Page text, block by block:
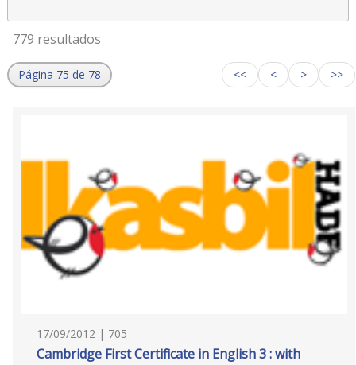
779 resultados
Página 75 de 78 << < > >>
17/09/2012 | 705
Cambridge First Certificate in English 3 : with